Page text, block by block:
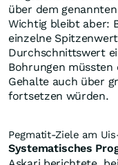
über dem
Wichtig bleibt aber:
einzelne
Durchschnittswert
Bohrungen müssten
Gehalte auch über
fortsetzen würden.